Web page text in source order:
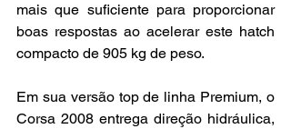
mais que suficiente para proporcionar
boas respostas ao acelerar este hatch
compacto de 905 kg de peso.
Em sua versão top de linha Premium, o
Corsa 2008 entrega direção hidráulica,